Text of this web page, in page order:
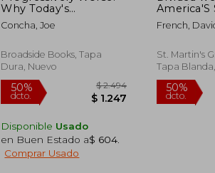
Why Today's
Democrats Ain't Your
Daddy's Donkeys (en
Concha, Joe
Broadside Books, Tapa
Dura, Nuevo
Disponible Usado
en Buen Estado a$ 604
Comprar Usado
America'S
Threat
Restore
French,
St. Martin's
Tapa